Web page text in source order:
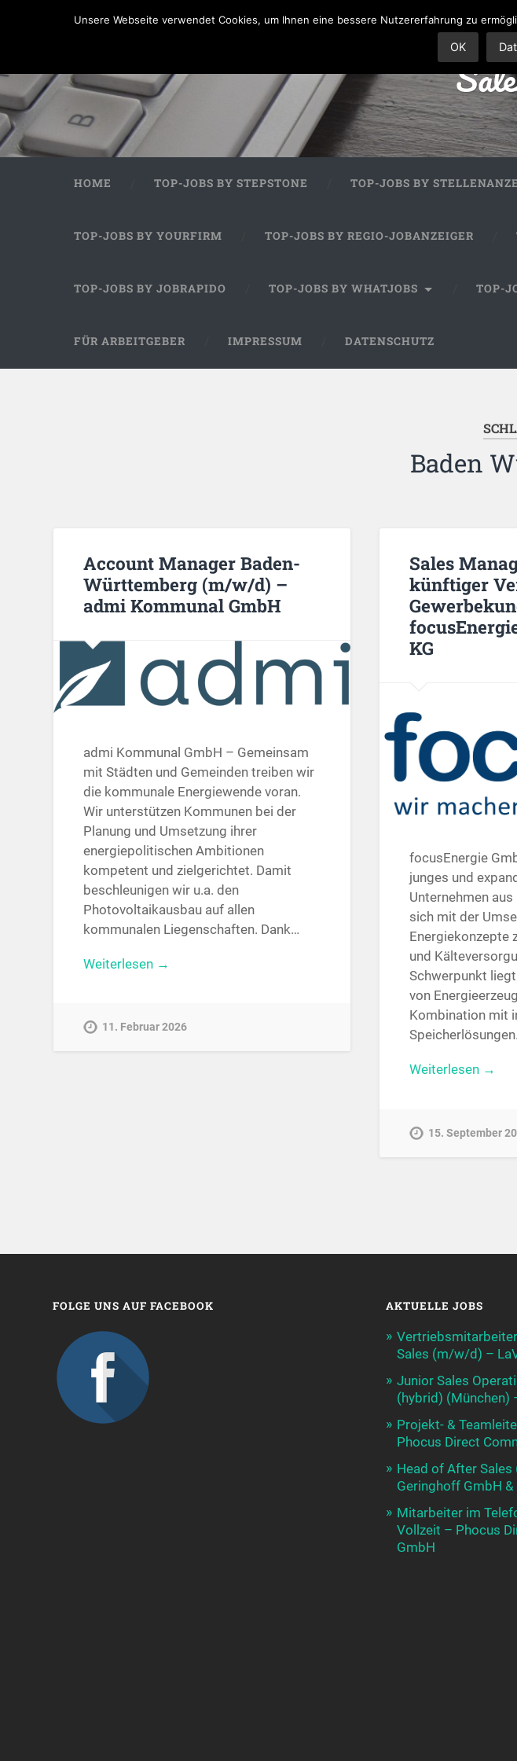
HOME TOP-JOBS BY STEPSTONE TOP-JOBS BY
TOP-JOBS BY YOURFIRM TOP-JOBS BY REGIO-JOBANZEIGER
TOP-JOBS BY JOBRAPIDO TOP-JOBS BY WHATJOBS TOP-
FÜR ARBEITGEBER IMPRESSUM DATENSCHUTZ
Baden
Account Manager Baden-
Württemberg (m/w/d) –
admi Kommunal GmbH
admi Kommunal GmbH – Gemeinsam
mit Städten und Gemeinden treiben wir
die kommunale Energiewende voran.
Wir unterstützen Kommunen bei der
Planung und Umsetzung ihrer
energiepolitischen Ambitionen
kompetent und zielgerichtet. Damit
beschleunigen wir u.a. den
Photovoltaikausbau auf allen
kommunalen Liegenschaften. Dank…
Weiterlesen →
11. Februar 2026
Sales
künftiger
KG
focusEnergie
junges und
Unternehmen
sich mit der
Energiekonzepte
und
Schwerpunkt
von
Kombination mit
Weiterlesen →
15. September
FOLGE UNS AUF FACEBOOK AKTUELLE JOBS
Sales (m/w/d) –
Junior Sales
(hybrid) (München)
Projekt- &
Phocus Direct
Head of After
Geringhoff GmbH &
Mitarbeiter im
Vollzeit – Phocus
GmbH
Unsere Webseite verwendet Cookies, um Ihnen eine bessere Nutzererfahrung zu
OK